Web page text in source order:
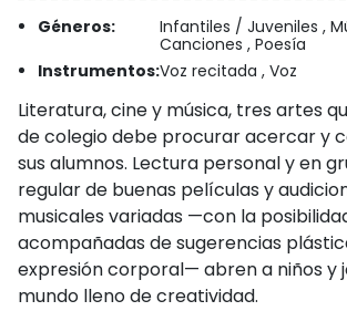
Géneros:
Infantiles / Juveniles ,
Canciones , Poesía
Instrumentos:Voz recitada , Voz
Literatura, cine y música, tres artes
de colegio debe procurar acercar y
sus alumnos. Lectura personal y en
regular de buenas películas y
musicales variadas —con la
acompañadas de sugerencias
expresión corporal— abren a niños y
mundo lleno de creatividad.